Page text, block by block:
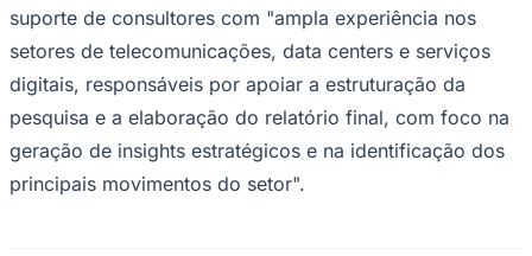
Corinthians
suporte de consultores com "ampla experiência nos
setores de telecomunicações, data centers e serviços
digitais, responsáveis por apoiar a estruturação da
pesquisa e a elaboração do relatório final, com foco na
geração de insights estratégicos e na identificação dos
principais movimentos do setor".